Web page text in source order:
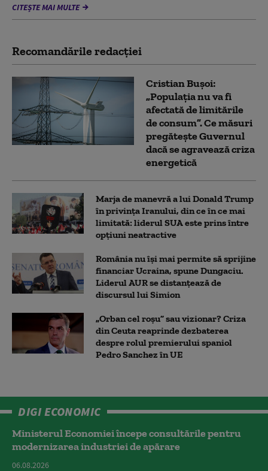
CITEȘTE MAI MULTE
Recomandările redacţiei
Cristian Bușoi:
„Populația nu va fi
afectată de limitările
de consum”. Ce măsuri
pregătește Guvernul
dacă se agravează criza
energetică
Marja de manevră a lui Donald Trump
în privința Iranului, din ce în ce mai
limitată: liderul SUA este prins între
opțiuni neatractive
România nu își mai permite să sprijine
financiar Ucraina, spune Dungaciu.
Liderul AUR se distanțează de
discursul lui Simion
„Orban cel roșu” sau vizionar? Criza
din Ceuta reaprinde dezbaterea
despre rolul premierului spaniol
Pedro Sanchez în UE
DIGI ECONOMIC
Ministerul Economiei începe consultările pentru
modernizarea industriei de apărare
06.08.2026